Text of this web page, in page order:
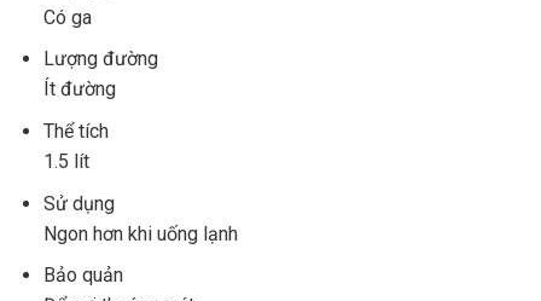
Có ga
Lượng đường
Ít đường
Thể tích
1.5 lít
Sử dụng
Ngon hơn khi uống lạnh
Bảo quản